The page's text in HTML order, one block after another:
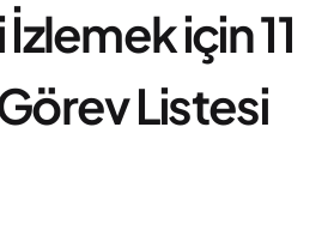
için 11
Listesi